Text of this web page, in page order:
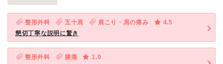
整形外科 五十肩 肩こり・肩の痛み
4.5
懇切丁寧な説明に驚き
整形外科 腰痛
1.0